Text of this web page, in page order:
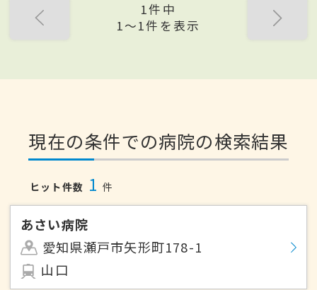
1件中
1〜1件を表示
現在の条件での病院の検索結果
ヒット件数 1 件
あさい病院
愛知県瀬戸市矢形町178-1
山口